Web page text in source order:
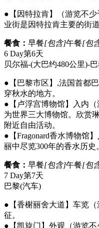
●【因特拉肯】（游览不
业街是因特拉肯主要的街
餐食： 早餐[包含]午餐[包
6 Day第6天
贝尔福-(大巴约480公里)-
●【巴黎市区】,法国首都
穿秋水的地方。
●【卢浮宫博物馆】入内
为世界三大博物馆。欣赏
附近自由活动。
●【Fragonard香水博物馆
丽中尽览300年的香水历史
餐食： 早餐[包含]午餐[包
7 Day第7天
巴黎(汽车)
●【香榭丽舍大道】车览
征。
●【凯旋门】外观（游览